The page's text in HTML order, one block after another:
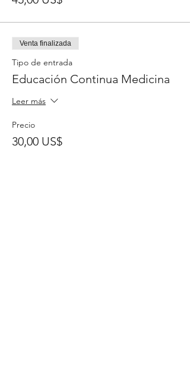
Venta finalizada
Tipo de entrada
Educación Continua Medicina
Leer más
Precio
30,00 US$